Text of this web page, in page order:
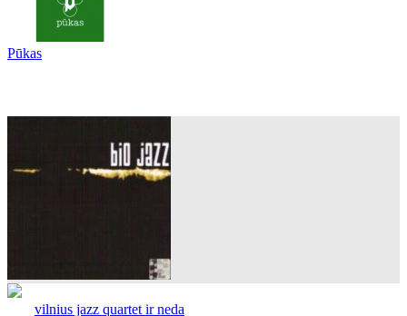
Pūkas
vilnius jazz quartet ir neda